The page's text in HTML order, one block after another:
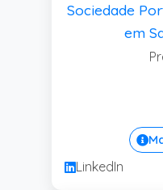
Sociedade
em
LinkedIn